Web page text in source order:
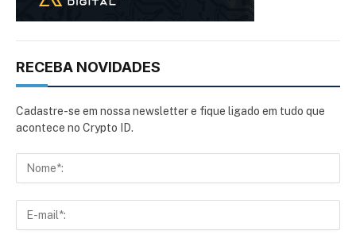
RECEBA NOVIDADES
Cadastre-se em nossa newsletter e fique ligado em tudo que
acontece no Crypto ID.